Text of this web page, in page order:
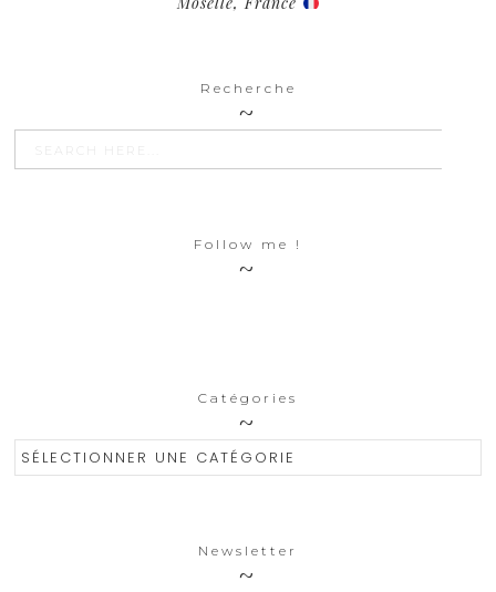
Recherche
Search SEARCH
Follow me !
Catégories
Catégories
Newsletter